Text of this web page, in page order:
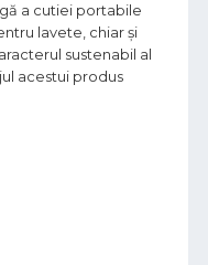
a cutiei portabile
lavete, chiar și
sustenabil al
acestui produs